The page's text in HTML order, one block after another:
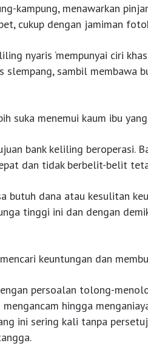
kampung, menawarkan
cukup dengan jamiman
nyaris ‘mempunyai ciri
slempang, sambil membawa
suka menemui kaum ibu
bank keliling beroperasi.
dan tidak berbelit-belit
butuh dana atau kesulitan
tinggi ini dan dengan
keuntungan dan
persoalan tolong-
hingga
ini sering kali tanpa